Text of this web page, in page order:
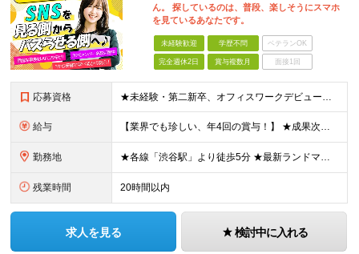
ん。 探しているのは、普段、楽しそうにスマホ
を見ているあなたです。
未経験歓迎 学歴不問 ベテランOK
完全週休2日 賞与複数月 面接1回
応募資格 ★未経験・第二新卒、オフィスワークデビュー大歓迎 ★平均年齢は28.6歳！ ★20代の若手メンバーが中心になって活躍している職場です！ ●学歴不問 ※35歳以下の方（若年層の長期キャリア形成） ★こ
給与 【業界でも珍しい、年4回の賞与！】 ★成果次第でスピード昇給可 →20代で年収700万〜900万超も！ ■未経験：月給26〜30万円＋賞与年4回（業績による）＋各種手当 ※経験・スキルを考慮して決定
勤務地 ★各線「渋谷駅」より徒歩5分 ★最新ランドマークオフィスです！ ★転勤はありません 【本社】 東京都渋谷区道玄坂2-25-12 道玄坂通 dogenzaka-dori 5階 ※(変更の範囲)上記を除
残業時間 20時間以内
求人を見る 検討中に入れる